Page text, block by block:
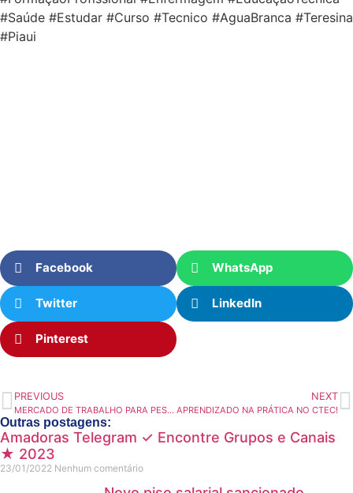
#Saúde #Estudar #Curso #Tecnico #AguaBranca #Teresina
#Piaui
Facebook WhatsApp
Twitter LinkedIn
Pinterest
PREVIOUS
MERCADO DE TRABALHO PARA PESSOAS COM DEFICIÊNCIA (PCD) – CURSO BÁSICO PREPARATÓRIO – 100% GRATUITO
NEXT
APRENDIZADO NA PRÁTICA NO CTEC!
Outras postagens:
Amadoras Telegram ✓ Encontre Grupos e Canais
★ 2023
23/01/2022 Nenhum comentário